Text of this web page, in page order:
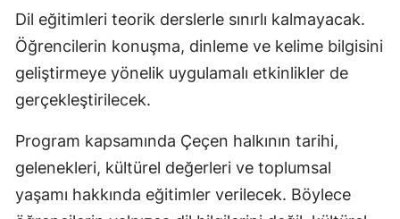
Dil eğitimleri teorik derslerle sınırlı kalmayacak.
Öğrencilerin konuşma, dinleme ve kelime bilgisini
geliştirmeye yönelik uygulamalı etkinlikler de
gerçekleştirilecek.
Program kapsamında Çeçen halkının tarihi,
gelenekleri, kültürel değerleri ve toplumsal
yaşamı hakkında eğitimler verilecek. Böylece